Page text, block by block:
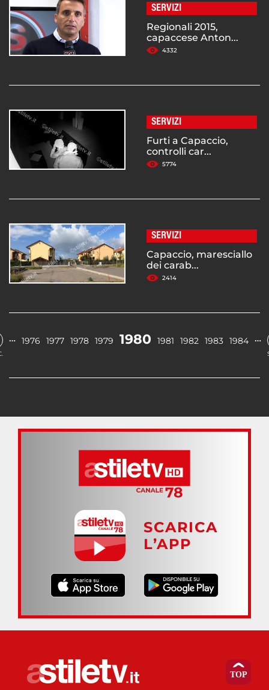
SERVIZI
Regionali 2015,
capaccese Anton...
4332
SERVIZI
Furti a Capaccio,
controlli car...
5774
SERVIZI
Capaccio, maresciallo
dei carab...
2414
… 1976 1977 1978 1979 1980 1981 1982 1983 1984 …
SCARICA
L’APP